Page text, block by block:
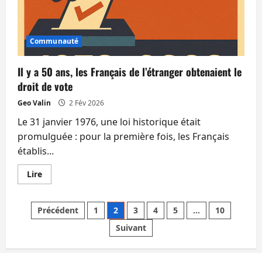
Communauté
Il y a 50 ans, les Français de l’étranger obtenaient le
droit de vote
Geo Valin 2 Fév 2026
Le 31 janvier 1976, une loi historique était
promulguée : pour la première fois, les Français
établis...
LireEn
savoir
Il
y
a
les
Pagination
Précédent 1 2 3 4 5 …
10
Suivant